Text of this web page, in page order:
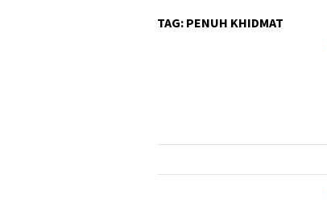
TAG: PENUH KHIDMAT